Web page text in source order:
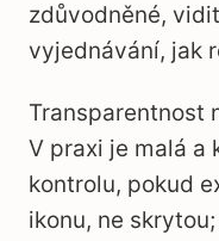
zdůvodněné,
vyjednávání, jak
Transparentnost
V praxi je malá a
kontrolu, pokud
ikonu, ne